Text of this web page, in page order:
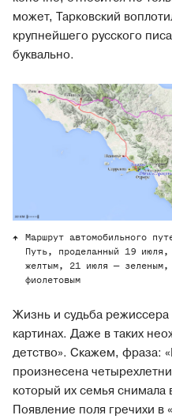
может, Тарковский
крупнейшего русского
буквально.
Маршрут автомобильного
Путь, проделанный 19
желтым, 21 июля —
фиолетовым
Жизнь и судьба режиссера
картинах. Даже в таких
детство». Скажем, фраза:
произнесена
который их семья снимала
Появление поля гречихи в